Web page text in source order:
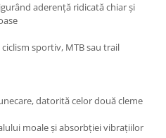
aderență ridicată chiar și
sportiv, MTB sau trail
datorită celor două cleme
moale și absorbției vibrațiilor